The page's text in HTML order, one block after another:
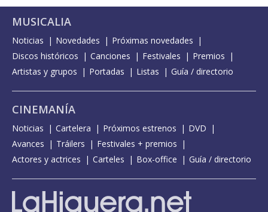
MUSICALIA
Noticias Novedades
Próximas novedades
Discos históricos
Canciones Festivales
Premios
Artistas y grupos
Portadas Listas Guía / directorio
CINEMANÍA
Noticias Cartelera Próximos estrenos
DVD
Avances
Tráilers
Festivales + premios
Actores y actrices
Carteles Box-office Guía / directorio